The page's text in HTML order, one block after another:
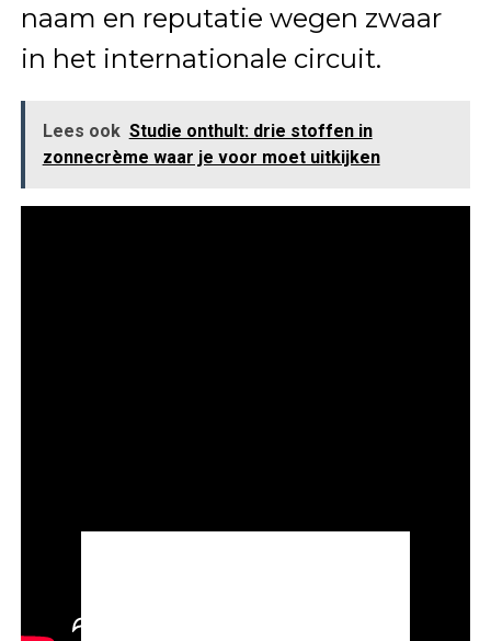
naam en reputatie wegen zwaar
in het internationale circuit.
Lees ook Studie onthult: drie stoffen in
zonnecrème waar je voor moet uitkijken